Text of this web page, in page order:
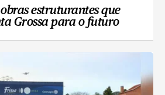
estruturantes que
Grossa para o futuro